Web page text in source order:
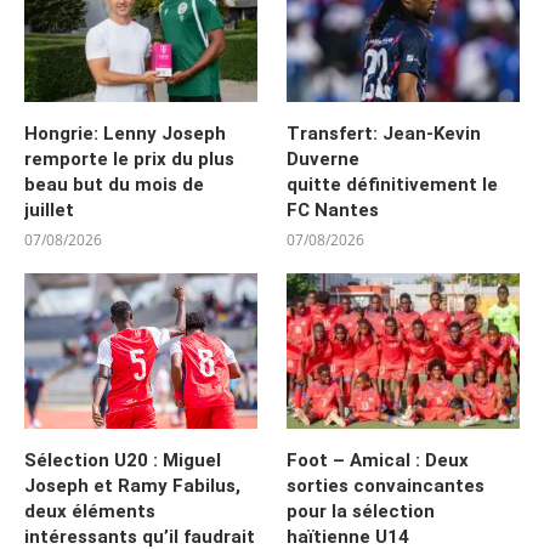
Hongrie: Lenny Joseph
remporte le prix du plus
beau but du mois de
juillet
07/08/2026
Transfert: Jean-Kevin
Duverne
quitte définitivement le
FC Nantes
07/08/2026
Sélection U20 : Miguel
Joseph et Ramy Fabilus,
deux éléments
intéressants qu’il faudrait
Foot – Amical : Deux
sorties convaincantes
pour la sélection
haïtienne U14